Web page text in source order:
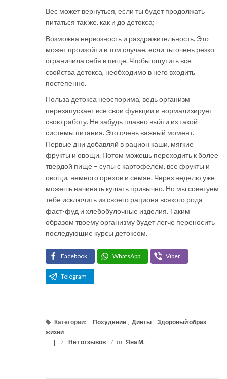
Вес может вернуться, если ты будет продолжать
питаться так же, как и до детокса;
Возможна нервозность и раздражительность. Это
может произойти в том случае, если ты очень резко
ограничила себя в пище. Чтобы ощутить все
свойства детокса, необходимо в него входить
постепенно.
Польза детокса неоспорима, ведь организм
перезапускает все свои функции и нормализирует
свою работу. Не забудь плавно выйти из такой
системы питания. Это очень важный момент.
Первые дни добавляй в рацион каши, мягкие
фрукты и овощи. Потом можешь переходить к более
твердой пище – супы с картофелем, все фрукты и
овощи, немного орехов и семян. Через неделю уже
можешь начинать кушать привычно. Но мы советуем
тебе исключить из своего рациона всякого рода
фаст-фуд и хлебобулочные изделия. Таким
образом твоему организму будет легче переносить
последующие курсы детоксом.
Facebook WhatsApp Viber
Telegram
Категории: Похудение , Диеты , Здоровый образ
жизни
/
Нет отзывов / от Яна М.